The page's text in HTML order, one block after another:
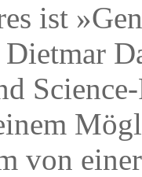
ist
von